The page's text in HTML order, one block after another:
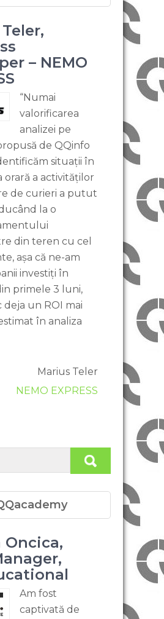
– NEMO
“Numai
valorificarea
analizei pe
de QQinfo
situații în
orară a activităților
de curieri a putut
la o
din teren cu cel
așa că ne-am
investiți în
primele 3 luni,
un ROI mai
în analiza
Marius Teler
NEMO EXPRESS
Am fost
captivată de